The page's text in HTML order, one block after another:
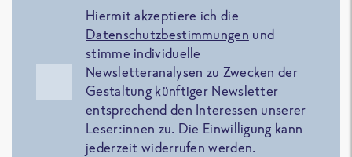
Hiermit akzeptiere ich die
Datenschutzbestimmungen und
stimme individuelle
Newsletteranalysen zu Zwecken der
Gestaltung künftiger Newsletter
entsprechend den Interessen unserer
Leser:innen zu. Die Einwilligung kann
jederzeit widerrufen werden.